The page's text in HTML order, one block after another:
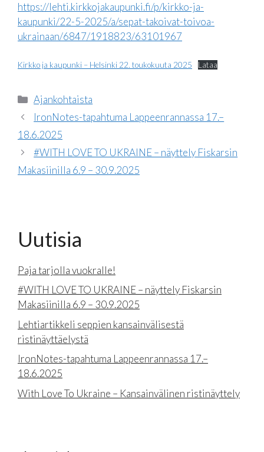
https://lehti.kirkkojakaupunki.fi/p/kirkko-ja-
kaupunki/22-5-2025/a/sepat-takoivat-toivoa-
ukrainaan/6847/1918823/63101967
Kirkko ja kaupunki – Helsinki 22. toukokuuta 2025 Lataa
Kategoriat
Ajankohtaista
IronNotes-tapahtuma Lappeenrannassa 17.–
18.6.2025
#WITH LOVE TO UKRAINE – näyttely Fiskarsin
Makasiinilla 6.9 – 30.9.2025
Uutisia
Paja tarjolla vuokralle!
#WITH LOVE TO UKRAINE – näyttely Fiskarsin
Makasiinilla 6.9 – 30.9.2025
Lehtiartikkeli seppien kansainvälisestä
ristinäyttäelystä
IronNotes-tapahtuma Lappeenrannassa 17.–
18.6.2025
With Love To Ukraine – Kansainvälinen ristinäyttely